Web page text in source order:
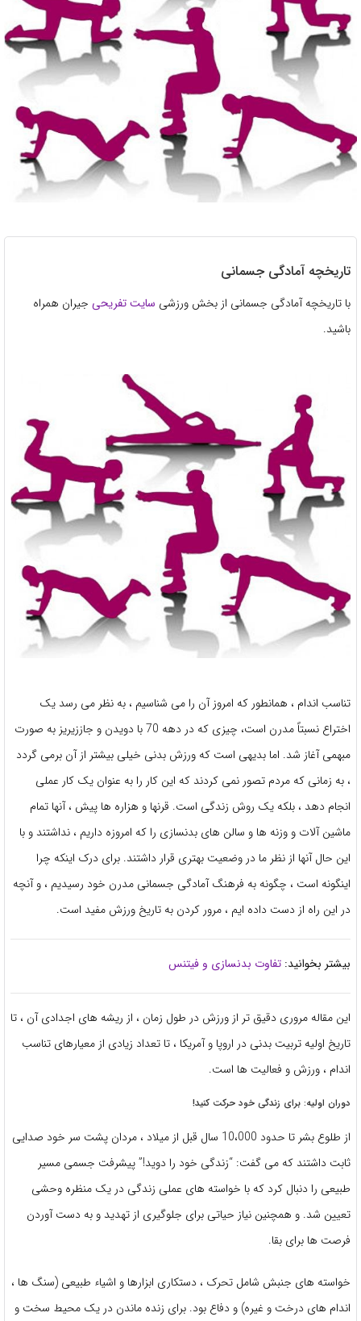
تاریخچه آمادگی جسمانی
با تاریخچه آمادگی جسمانی از بخش ورزشی سایت تفریحی جیران همراه
باشید.
تناسب اندام ، همانطور که امروز آن را می شناسیم ، به نظر می رسد یک
اختراع نسبتاً مدرن است، چیزی که در دهه 70 با دویدن و جاززیریز به صورت
مبهمی آغاز شد. اما بدیهی است که ورزش بدنی خیلی بیشتر از آن برمی گردد
، به زمانی که مردم تصور نمی کردند که این کار را به عنوان یک کار عملی
انجام دهد ، بلکه یک روش زندگی است. قرنها و هزاره ها پیش ، آنها تمام
ماشین آلات و وزنه ها و سالن های بدنسازی را که امروزه داریم ، نداشتند و با
این حال آنها از نظر ما در وضعیت بهتری قرار داشتند. برای درک اینکه چرا
اینگونه است ، چگونه به فرهنگ آمادگی جسمانی مدرن خود رسیدیم ، و آنچه
در این راه از دست داده ایم ، مرور کردن به تاریخ ورزش مفید است.
بیشتر بخوانید: تفاوت بدنسازی و فیتنس
این مقاله مروری دقیق تر از ورزش در طول زمان ، از ریشه های اجدادی آن ، تا
تاریخ اولیه تربیت بدنی در اروپا و آمریکا ، تا تعداد زیادی از معیارهای تناسب
اندام ، ورزش و فعالیت ها است.
دوران اولیه: برای زندگی خود حرکت کنید!
از طلوع بشر تا حدود 10،000 سال قبل از میلاد ، مردان پشت سر خود صدایی
ثابت داشتند كه می گفت: “زندگی خود را دوید!” پیشرفت جسمی مسیر
طبیعی را دنبال كرد كه با خواسته های عملی زندگی در یک منظره وحشی
تعیین شد. و همچنین نیاز حیاتی برای جلوگیری از تهدید و به دست آوردن
فرصت ها برای بقا.
خواسته های جنبش شامل تحرک ، دستکاری ابزارها و اشیاء طبیعی (سنگ ها ،
اندام های درخت و غیره) و دفاع بود. برای زنده ماندن در یک محیط سخت و